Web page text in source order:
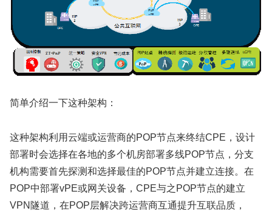
简单介绍一下这种架构：
这种架构利用云端或运营商的POP节点来终结CPE，设计
部署时会选择在各地的多个机房部署多线POP节点，分支
机构需要首先探测和选择最佳的POP节点并建立连接。在
POP中部署vPE或网关设备，CPE与之POP节点的建立
VPN隧道，在POP层解决跨运营商互通提升互联品质，